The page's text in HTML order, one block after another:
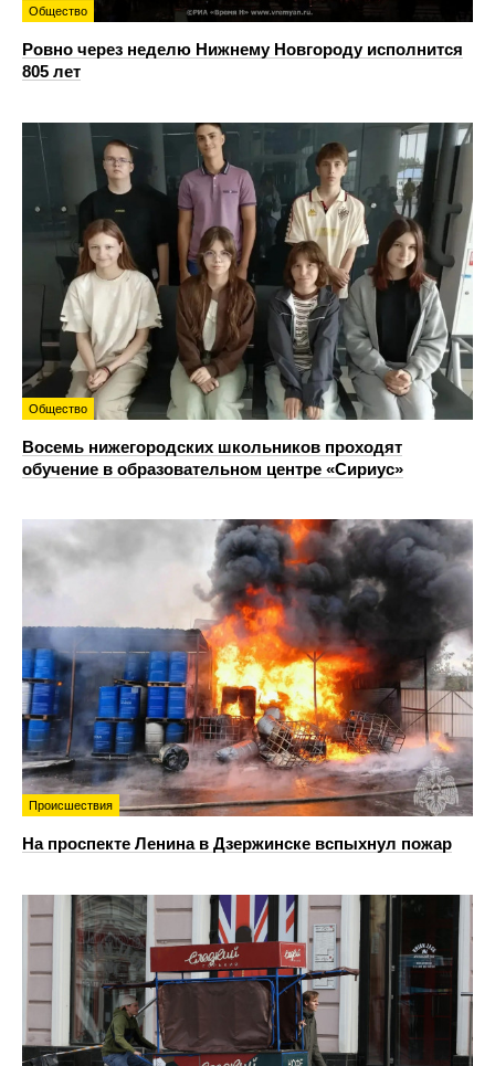
Общество
Ровно через неделю Нижнему Новгороду исполнится
805 лет
Общество
Восемь нижегородских школьников проходят
обучение в образовательном центре «Сириус»
Происшествия
На проспекте Ленина в Дзержинске вспыхнул пожар